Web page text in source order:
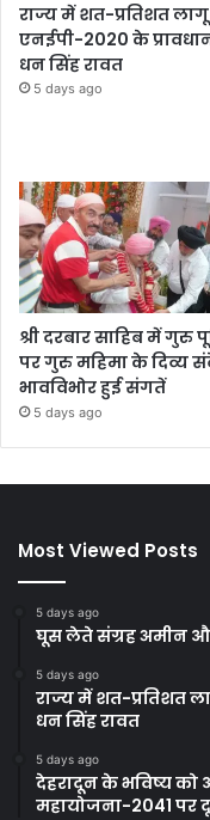
राज्य में शत-प्रतिशत
एनईपी-2020 के
धन सिंह रावत
5 days ago
श्री दरबार साहिब में गुरु
पर गुरु महिमा के दिव्य
भावविभोर हुई संगतें
5 days ago
Most Viewed Posts
5 days ago
घूस लेते संग्रह अमीन
5 days ago
राज्य में शत-प्रतिशत
धन सिंह रावत
5 days ago
देहरादून के भविष्य को
महायोजना-2041 पर